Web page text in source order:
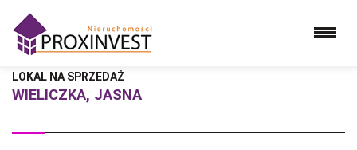
WIELICZKA, JASNA
LOKAL NA SPRZEDAŻ